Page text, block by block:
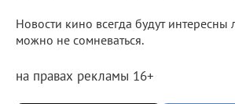
Новости кино всегда будут интересны
можно не сомневаться.
на правах рекламы 16+